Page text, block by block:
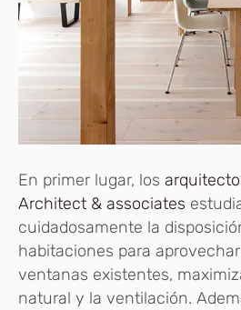
En primer lugar, los
Architect & associates
cuidadosamente la
habitaciones para
ventanas existentes,
natural y la ventilación.